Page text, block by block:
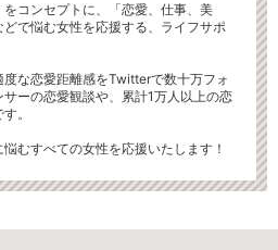
をコンセプトに、「恋愛、仕事、美
で悩む女性を応援する、ライフサポ
な恋愛距離感をTwitterで数十万フォ
ーの恋愛観談や、累計1万人以上の恋
。
むすべての女性を応援いたします！